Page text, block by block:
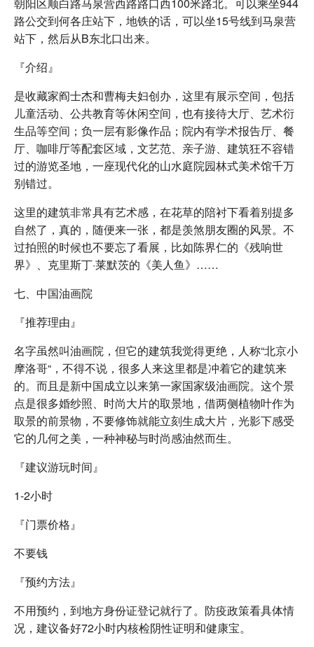
路公交到何各庄站下，地铁的话，可以坐15号线到马泉营
站下，然后从B东北口出来。
『介绍』
是收藏家阎士杰和曹梅夫妇创办，这里有展示空间，包括
儿童活动、公共教育等休闲空间，也有接待大厅、艺术衍
生品等空间；负一层有影像作品；院内有学术报告厅、餐
厅、咖啡厅等配套区域，文艺范、亲子游、建筑狂不容错
过的游览圣地，一座现代化的山水庭院园林式美术馆千万
别错过。
这里的建筑非常具有艺术感，在花草的陪衬下看着别提多
自然了，真的，随便来一张，都是羡煞朋友圈的风景。不
过拍照的时候也不要忘了看展，比如陈界仁的《残响世
界》、克里斯丁·莱默茨的《美人鱼》……
七、中国油画院
『推荐理由』
名字虽然叫油画院，但它的建筑我觉得更绝，人称“北京小
摩洛哥“，不得不说，很多人来这里都是冲着它的建筑来
的。而且是新中国成立以来第一家国家级油画院。这个景
点是很多婚纱照、时尚大片的取景地，借两侧植物叶作为
取景的前景物，不要修饰就能立刻生成大片，光影下感受
它的几何之美，一种神秘与时尚感油然而生。
『建议游玩时间』
1-2小时
『门票价格』
不要钱
『预约方法』
不用预约，到地方身份证登记就行了。防疫政策看具体情
况，建议备好72小时内核检阴性证明和健康宝。